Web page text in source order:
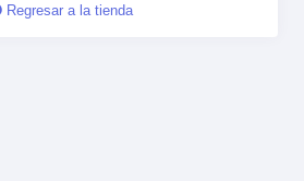
Regresar a la tienda